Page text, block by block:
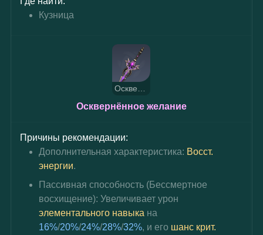
Кузница
Осквернённое желание
Причины рекомендации:
Дополнительная характеристика: Восст.
энергии.
Пассивная способность (Бессмертное
восхищение): Увеличивает урон
элементального навыка на
16%/20%/24%/28%/32%, и его шанс крит.